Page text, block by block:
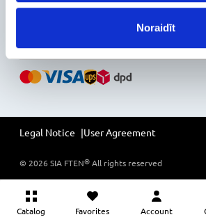
Noraidīt
Catalog Favorites Account
Follow Us on Social Media
Legal Notice
User Agreement
© 2026 SIA FTEN® All rights reserved